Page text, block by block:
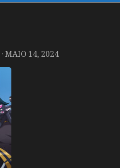
·MAIO 14, 2024